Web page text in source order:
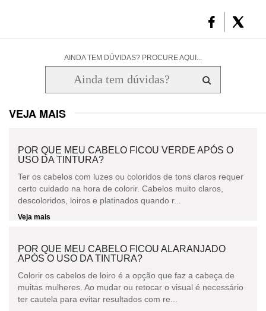
AINDA TEM DÚVIDAS? PROCURE AQUI...
VEJA MAIS
POR QUE MEU CABELO FICOU VERDE APÓS O
USO DA TINTURA?
Ter os cabelos com luzes ou coloridos de tons claros requer
certo cuidado na hora de colorir. Cabelos muito claros,
descoloridos, loiros e platinados quando r...
Veja mais
POR QUE MEU CABELO FICOU ALARANJADO
APÓS O USO DA TINTURA?
Colorir os cabelos de loiro é a opção que faz a cabeça de
muitas mulheres. Ao mudar ou retocar o visual é necessário
ter cautela para evitar resultados com re...